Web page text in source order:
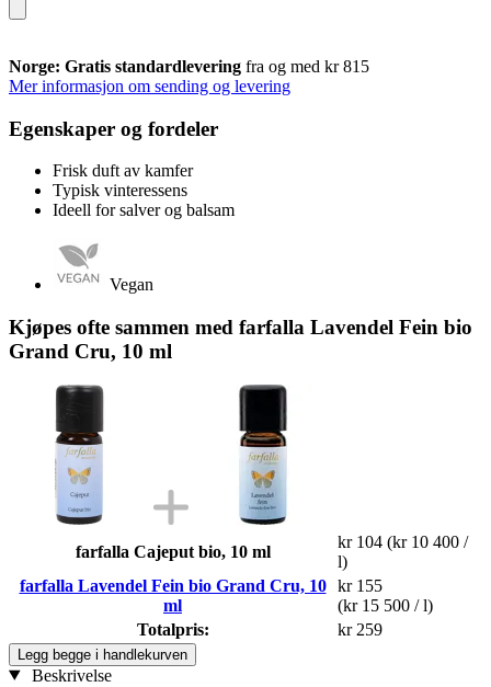
Norge: Gratis standardlevering fra og med kr 815
Mer informasjon om sending og levering
Egenskaper og fordeler
Frisk duft av kamfer
Typisk vinteressens
Ideell for salver og balsam
Vegan
Kjøpes ofte sammen med farfalla Lavendel Fein bio
Grand Cru, 10 ml
farfalla Cajeput bio, 10 ml
kr 104 (kr 10 400 /
l)
farfalla Lavendel Fein bio Grand Cru, 10
ml
kr 155
(kr 15 500 / l)
Totalpris:
kr 259
Legg begge i handlekurven
Beskrivelse